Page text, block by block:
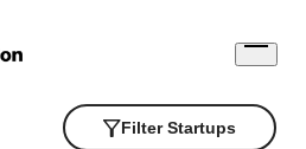
Open
Filter Startups